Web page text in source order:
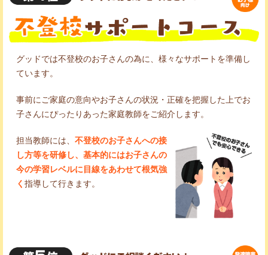
グッドでは不登校のお子さんの為に、様々なサポートを準備し
ています。
事前にご家庭の意向やお子さんの状況・正確を把握した上でお
子さんにぴったりあった家庭教師をご紹介します。
担当教師には、 不登校のお子さんへの接
し方等を研修し、基本的にはお子さんの
今の学習レベルに目線をあわせて根気強
く 指導して行きます。